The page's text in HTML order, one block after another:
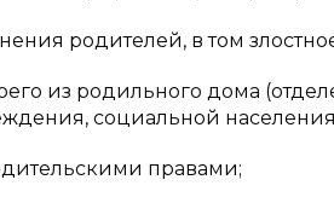
родителей, в том
из родильного дома
социальной
правами;